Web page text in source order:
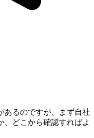
あるのですが、まず自社
、どこから確認すればよ